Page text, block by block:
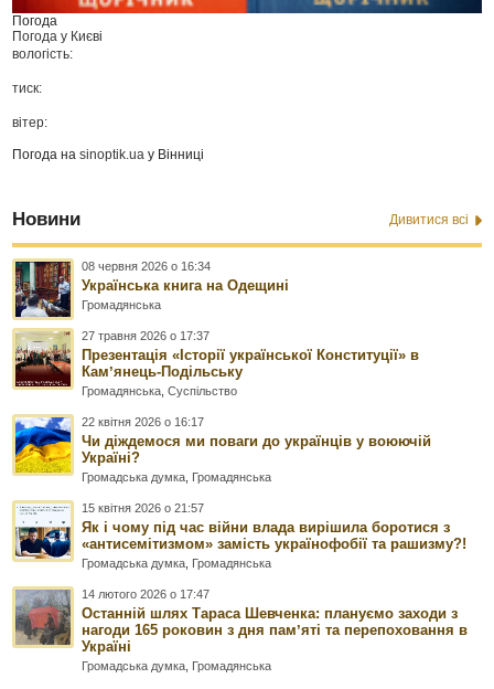
Погода
Погода у Києві
вологість:
тиск:
вітер:
Погода наsinoptik.ua у Вінниці
Новини Дивитися всі
08 червня 2026 о 16:34
Українська книга на Одещині
Громадянська
27 травня 2026 о 17:37
Презентація «Історії української Конституції» в
Камʼянець-Подільську
Громадянська ,Суспільство
22 квітня 2026 о 16:17
Чи діждемося ми поваги до українців у воюючій
Україні?
Громадська думка Громадянська
15 квітня 2026 о 21:57
Як і чому під час війни влада вирішила боротися з
«антисемітизмом» замість українофобії та рашизму?!
Громадська думка Громадянська
14 лютого 2026 о 17:47
Останній шлях Тараса Шевченка: плануємо заходи з
нагоди 165 роковин з дня памʼяті та перепоховання в
Україні
Громадська думка Громадянська